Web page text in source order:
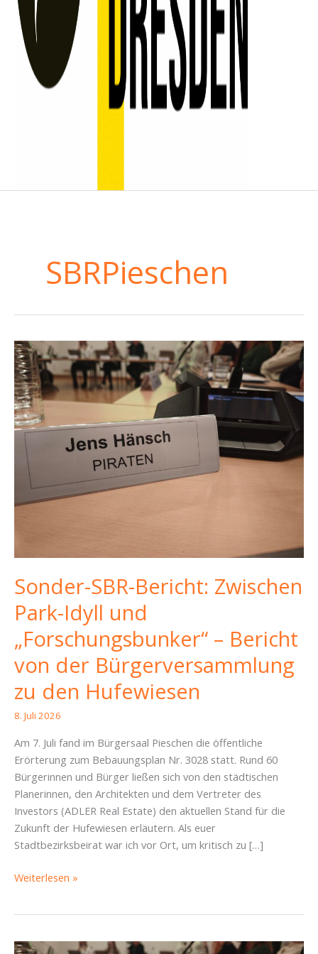
SBRPieschen
Sonder-SBR-Bericht: Zwischen
Park-Idyll und
„Forschungsbunker“ – Bericht
von der Bürgerversammlung
zu den Hufewiesen
8. Juli 2026
Am 7. Juli fand im Bürgersaal Pieschen die öffentliche
Erörterung zum Bebauungsplan Nr. 3028 statt. Rund 60
Bürgerinnen und Bürger ließen sich von den städtischen
Planerinnen, den Architekten und dem Vertreter des
Investors (ADLER Real Estate) den aktuellen Stand für die
Zukunft der Hufewiesen erläutern. Als euer
Stadtbezirksbeirat war ich vor Ort, um kritisch zu […]
Sonder-
Idyll
Weiterlesen »